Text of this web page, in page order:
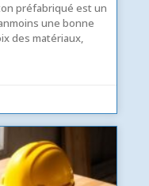
préfabriqué est un
une bonne
des matériaux,